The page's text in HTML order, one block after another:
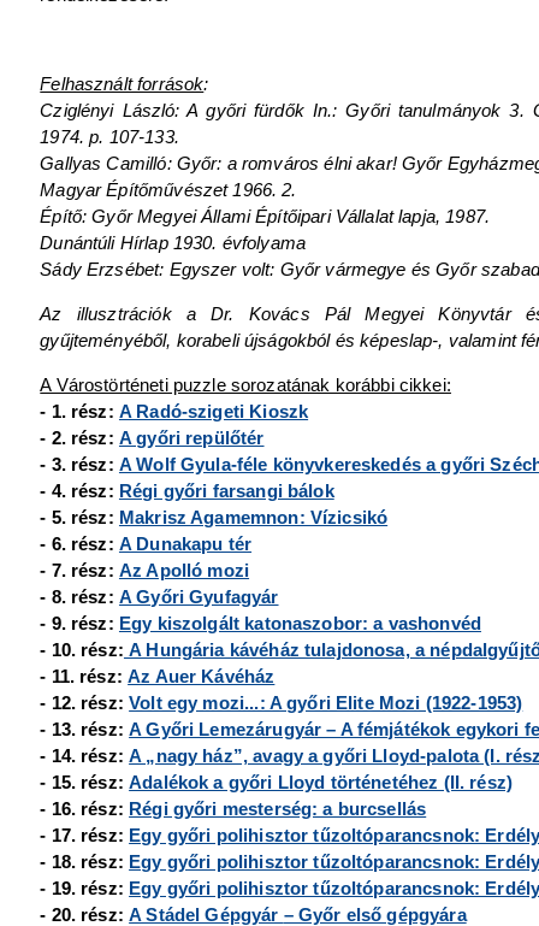
Felhasznált források:
Cziglényi László: A győri fürdők In.: Győri tanulmányok 3.
1974. p. 107-133.
Gallyas Camilló: Győr: a romváros élni akar! Győr
Magyar Építőművészet 1966. 2.
Építő: Győr Megyei Állami Építőipari Vállalat lapja, 1987.
Dunántúli Hírlap 1930. évfolyama
Sády Erzsébet: Egyszer volt: Győr vármegye és Győr
Az illusztrációk a Dr. Kovács Pál Megyei Könyvtár
gyűjteményéből, korabeli újságokból és képeslap-, valamint
A Várostörténeti puzzle sorozatának korábbi cikkei:
- 1. rész: A Radó-szigeti Kioszk
- 2. rész: A győri repülőtér
- 3. rész: A Wolf Gyula-féle könyvkereskedés a győri
- 4. rész: Régi győri farsangi bálok
- 5. rész: Makrisz Agamemnon: Vízicsikó
- 6. rész: A Dunakapu tér
- 7. rész: Az Apolló mozi
- 8. rész: A Győri Gyufagyár
- 9. rész: Egy kiszolgált katonaszobor: a vashonvéd
- 10. rész: A Hungária kávéház tulajdonosa, a
- 11. rész:Az Auer Kávéház
- 12. rész:Volt egy mozi...: A győri Elite Mozi (1922-1953)
- 13. rész:A Győri Lemezárugyár – A fémjátékok egykori
- 14. rész:A „nagy ház”, avagy a győri Lloyd-palota (I.
- 15. rész:Adalékok a győri Lloyd történetéhez (II. rész)
- 16. rész: Régi győri mesterség: a burcsellás
- 17. rész: Egy győri polihisztor tűzoltóparancsnok: Erdély
- 18. rész: Egy győri polihisztor tűzoltóparancsnok: Erdély
- 19. rész: Egy győri polihisztor tűzoltóparancsnok: Erdély
- 20. rész:A Stádel Gépgyár – Győr első gépgyára